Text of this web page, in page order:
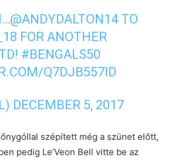
@ANDYDALTON14 TO
FOR ANOTHER
#BENGALS50
Q7DJB557ID
DECEMBER 5, 2017
szépített még a szünet előtt,
pedig Le’Veon Bell vitte be az